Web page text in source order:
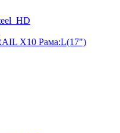
X10 Рама:L(17")